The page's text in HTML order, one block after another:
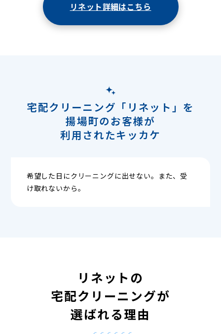
リネット詳細はこちら
宅配クリーニング「リネット」を
揚場町のお客様が
利用されたキッカケ
希望した日にクリーニングに出せない。また、受
け取れないから。
リネットの
宅配クリーニングが
選ばれる理由